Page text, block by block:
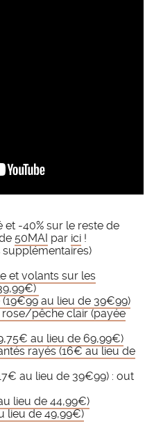
-40% sur le reste de
50MAI par ici !
supplémentaires)
et volants sur les
au lieu de 39€99)
rose/pêche clair (payée
au lieu de 69,99€)
rayés (16€ au lieu de
au lieu de 39€99) : out
lieu de 44,99€)
lieu de 49,99€)